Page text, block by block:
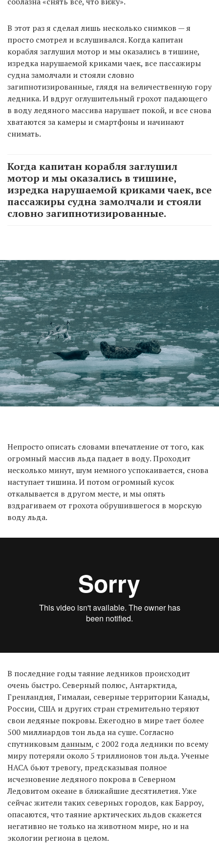
В этот раз я сделал лишь несколько снимков — я
просто смотрел и вслушивался. Когда капитан
корабля заглушил мотор и мы оказались в тишине,
изредка нарушаемой криками чаек, все пассажиры
судна замолчали и стояли словно
загипнотизированные, глядя на величественную гору
ледника. И вдруг оглушительный грохот падающего
в воду ледяного массива нарушает покой, и все снова
хватаются за камеры и смартфоны и начинают
снимать.
Когда капитан корабля заглушил
мотор и мы оказались в тишине,
изредка нарушаемой криками чаек, все
пассажиры судна замолчали и стояли
словно загипнотизированные.
Непросто описать словами впечатление от того, как
огромный массив льда падает в воду. Проходит
несколько минут, шум немного успокаивается, снова
наступает тишина. И потом огромный кусок
откалывается в другом месте, и мы опять
вздрагиваем от грохота обрушившегося в морскую
воду льда.
В последние годы таяние ледников происходит
очень быстро. Северный полюс, Антарктида,
Гренландия, Гималаи, северные территории Канады,
России, США и других стран стремительно теряют
свои ледяные покровы. Ежегодно в мире тает более
500 миллиардов тон льда на суше. Согласно
спутниковым данным, с 2002 года ледники по всему
миру потеряли около 5 триллионов тон льда. Ученые
НАСА бьют тревогу, предсказывая полное
исчезновение ледяного покрова в Северном
Ледовитом океане в ближайшие десятилетия. Уже
сейчас жители таких северных городов, как Барроу,
опасаются, что таяние арктических льдов скажется
негативно не только на животном мире, но и на
экологии региона в целом.